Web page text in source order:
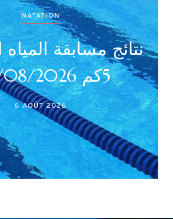
NATATION
نتائج مسابقة
5كم 04/08/2026
6 AOÛT 2026